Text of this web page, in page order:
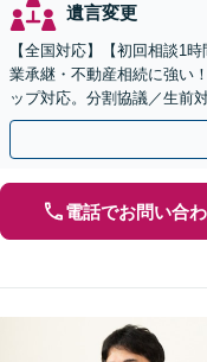
遺言変更
【全国対応】【初回相談1
業承継・不動産相続に強い
ップ対応。分割協議／生前
徹底調査と粘り強い交渉に
電話でお問い合